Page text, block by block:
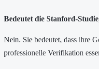
Bedeutet die Stanford-
Nein. Sie bedeutet, dass ihre
professionelle Verifikation